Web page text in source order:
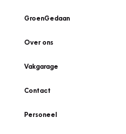
GroenGedaan
Over ons
Vakgarage
Contact
Personeel